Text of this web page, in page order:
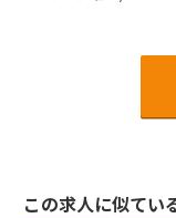
この求人に似てい